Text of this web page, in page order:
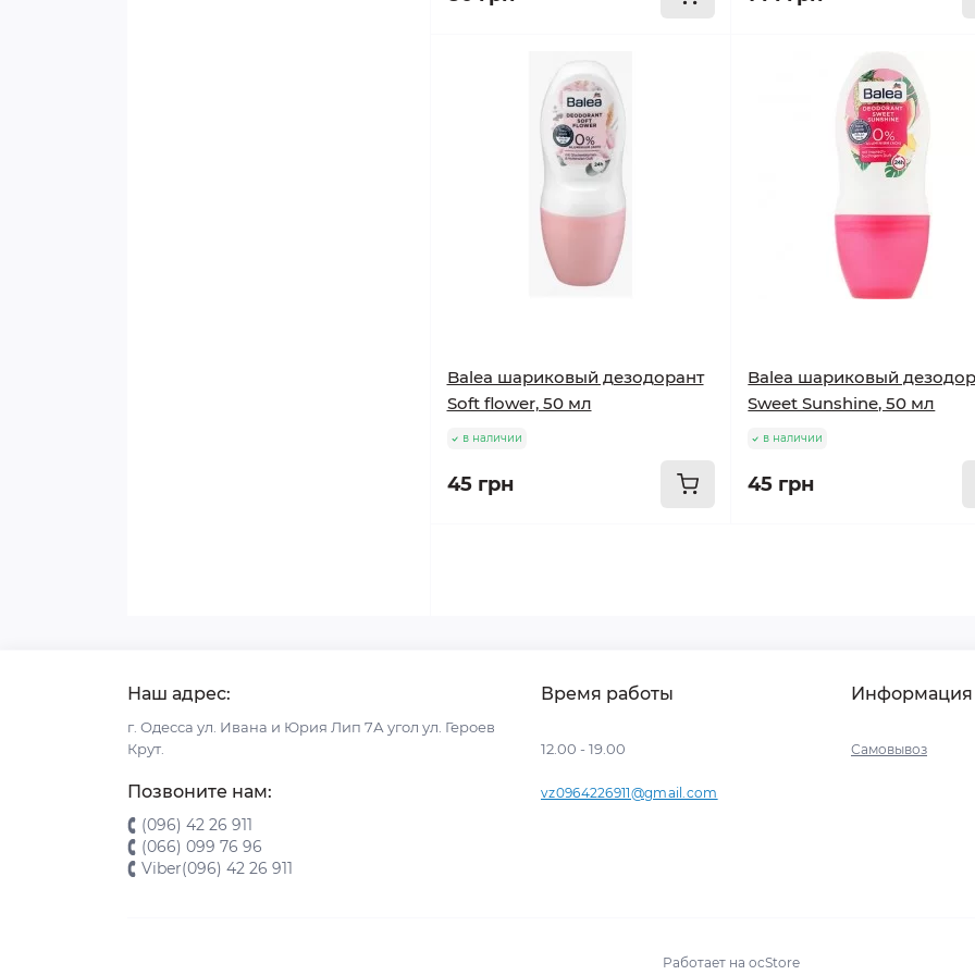
Balea шариковый дезодорант
Soft flower, 50 мл
в наличии
45 грн
Balea шариковый
Sweet Sunshine, 50 мл
в наличии
45 грн
Наш адрес:
г. Одесса ул. Ивана и Юрия Лип 7А угол ул. Героев
Крут.
Позвоните нам:
(096) 42 26 911
(066) 099 76 96
Viber(096) 42 26 911
Время работы
12.00 - 19.00
vz0964226911@gmail.com
Информация
Самовывоз
Работает на ocStore